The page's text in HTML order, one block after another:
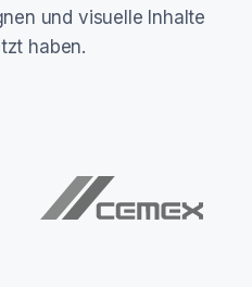
und visuelle Inhalte
haben.